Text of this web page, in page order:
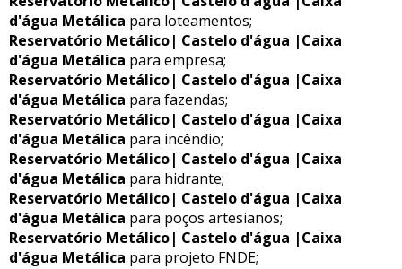
d'água Metálica para loteamentos;
Reservatório Metálico| Castelo d'água |Caixa
d'água Metálica para empresa;
Reservatório Metálico| Castelo d'água |Caixa
d'água Metálica para fazendas;
Reservatório Metálico| Castelo d'água |Caixa
d'água Metálica para incêndio;
Reservatório Metálico| Castelo d'água |Caixa
d'água Metálica para hidrante;
Reservatório Metálico| Castelo d'água |Caixa
d'água Metálica para poços artesianos;
Reservatório Metálico| Castelo d'água |Caixa
d'água Metálica para projeto FNDE;